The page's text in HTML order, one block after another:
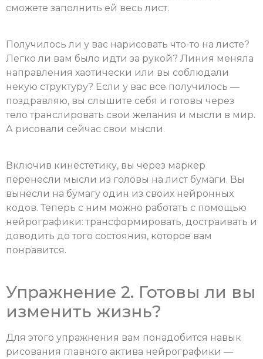
сможете заполнить ей весь лист.
Получилось ли у вас нарисовать что-то на листе?
Легко ли вам было идти за рукой? Линия меняла
направления хаотически или вы соблюдали
некую структуру? Если у вас все получилось —
поздравляю, вы слышите себя и готовы через
тело транслировать свои желания и мысли в мир.
А рисовали сейчас свои мысли.
Включив кинестетику, вы через маркер
перенесли мысли из головы на лист бумаги. Вы
вынесли на бумагу один из своих нейронных
кодов. Теперь с ним можно работать с помощью
нейрографики: трансформировать, достраивать и
доводить до того состояния, которое вам
понравится.
Упражнение 2. Готовы ли вы
изменить жизнь?
Для этого упражнения вам понадобится навык
рисования главного актива нейрографики —